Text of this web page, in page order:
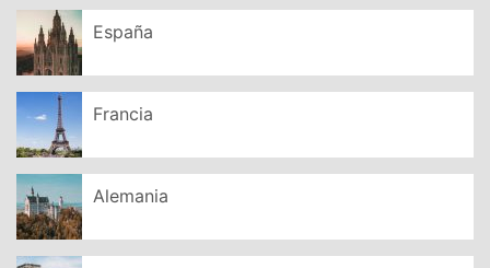
España
Francia
Alemania